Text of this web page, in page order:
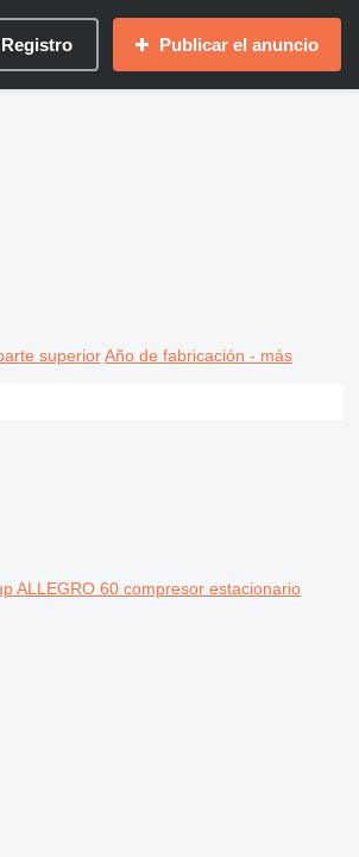
Publicar el anuncio
superior Año de fabricación - más
ALLEGRO 60 compresor estacionario